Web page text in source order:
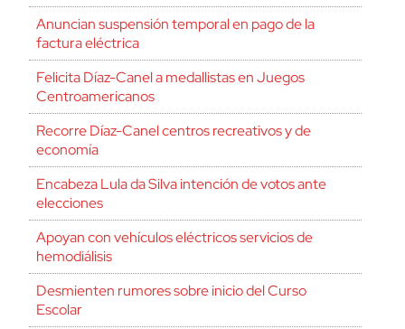
Anuncian suspensión temporal en pago de la
factura eléctrica
Felicita Díaz-Canel a medallistas en Juegos
Centroamericanos
Recorre Díaz-Canel centros recreativos y de
economía
Encabeza Lula da Silva intención de votos ante
elecciones
Apoyan con vehículos eléctricos servicios de
hemodiálisis
Desmienten rumores sobre inicio del Curso
Escolar